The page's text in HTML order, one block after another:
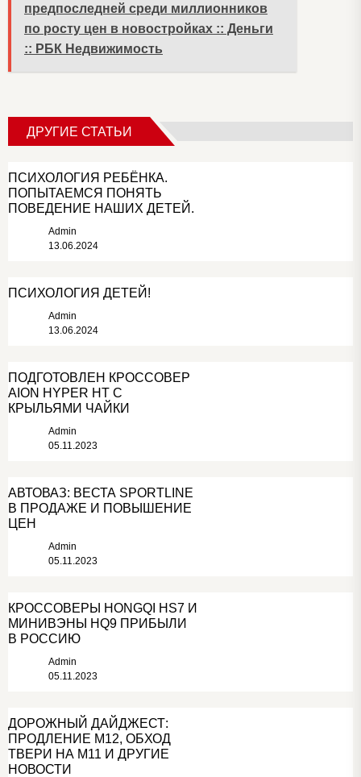
предпоследней среди миллионников
по росту цен в новостройках :: Деньги
:: РБК Недвижимость
ДРУГИЕ СТАТЬИ
ПСИХОЛОГИЯ РЕБЁНКА.
ПОПЫТАЕМСЯ ПОНЯТЬ
ПОВЕДЕНИЕ НАШИХ ДЕТЕЙ.
Admin
13.06.2024
ПСИХОЛОГИЯ ДЕТЕЙ!
Admin
13.06.2024
ПОДГОТОВЛЕН КРОССОВЕР
AION HYPER HT С
КРЫЛЬЯМИ ЧАЙКИ
Admin
05.11.2023
АВТОВАЗ: ВЕСТА SPORTLINE
В ПРОДАЖЕ И ПОВЫШЕНИЕ
ЦЕН
Admin
05.11.2023
КРОССОВЕРЫ HONGQI HS7 И
МИНИВЭНЫ HQ9 ПРИБЫЛИ
В РОССИЮ
Admin
05.11.2023
ДОРОЖНЫЙ ДАЙДЖЕСТ:
ПРОДЛЕНИЕ М12, ОБХОД
ТВЕРИ НА М11 И ДРУГИЕ
НОВОСТИ